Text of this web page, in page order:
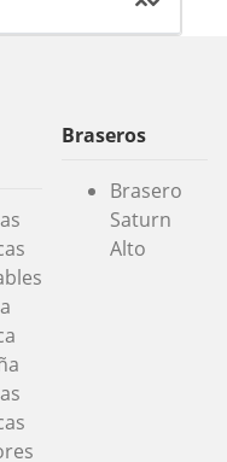
Braseros
Brasero
Saturn
Alto